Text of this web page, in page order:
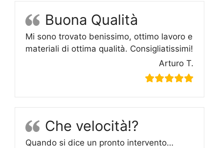
Buona Qualità
Mi sono trovato benissimo, ottimo lavoro e
materiali di ottima qualità. Consigliatissimi!
Arturo T.
Che velocità!?
Quando si dice un pronto intervento…